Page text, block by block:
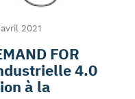
2021
FOR
4.0
à la